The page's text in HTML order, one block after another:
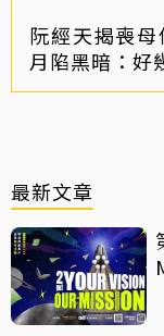
阮經天揭喪
月陷黑暗：好
最新文章